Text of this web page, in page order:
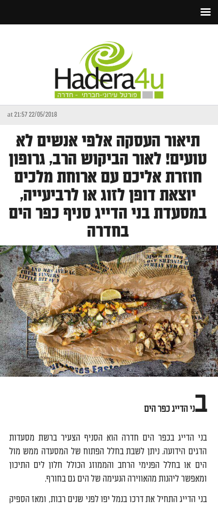
22/05/2018 at 21:57
תיאור העסקה אלפי אנשים לא
טועים! לאור הביקוש הרב, גרופון
חוזרת אליכם עם ארוחת מלכים
יוצאת דופן לזוג או לרביעייה,
במסעדת בני הדייג סניף כפר הים
בחדרה
בני הדייג כפר הים
בני הדייג בכפר הים חדרה הוא הסניף הצעיר ברשת מסעדות
הדגים הידועה. ניתן לשבת בחלל הפתוח של המסעדה ממש מול
הים או בחלל הפנימי הרחב והממוזג הכולל חלון לים התיכון
ומאפשר ליהנות מהאווירה הנעימה של הים גם בחורף.
בני הדייג התחיל את דרכו בנמל יפו לפני שנים רבות, ומאז הספיק